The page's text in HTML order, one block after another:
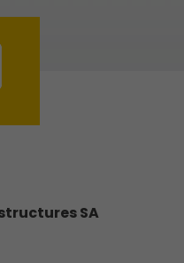
SA